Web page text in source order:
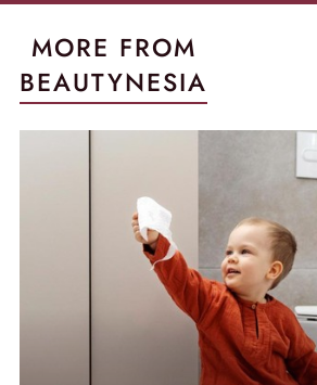
MORE FROM
BEAUTYNESIA